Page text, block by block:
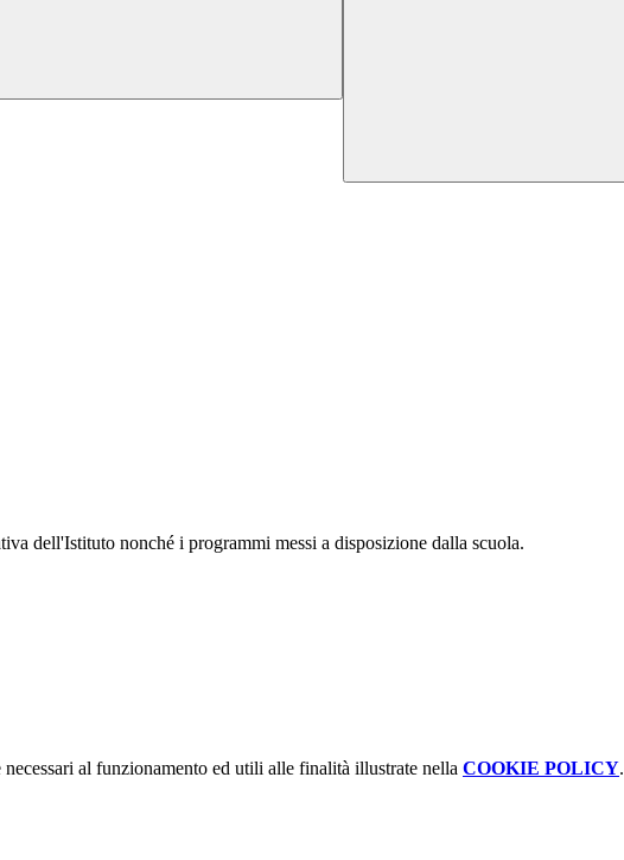
dell'Istituto nonché i programmi messi a disposizione dalla scuola.
al funzionamento ed utili alle finalità illustrate nella COOKIE POLICY.